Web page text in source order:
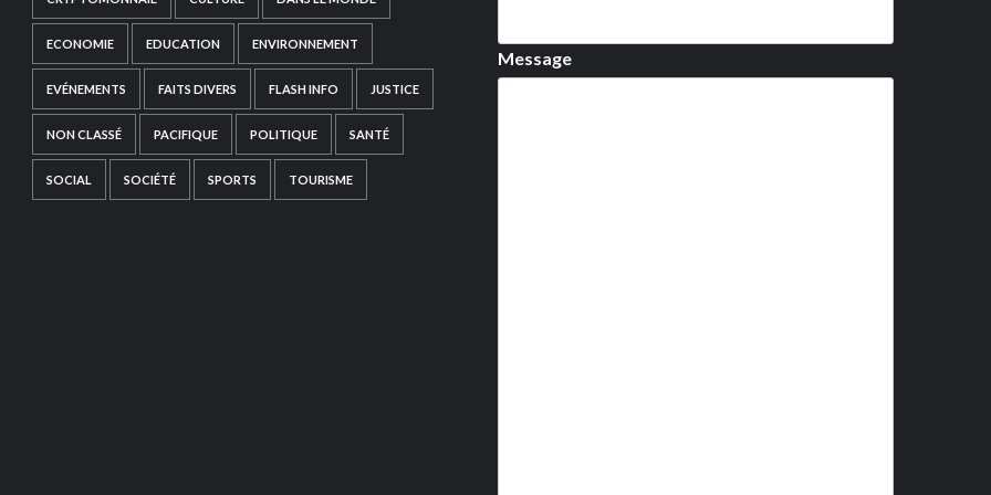
ECONOMIE EDUCATION ENVIRONNEMENT
EVÉNEMENTS FAITS DIVERS FLASH INFO JUSTICE
NON CLASSÉ PACIFIQUE POLITIQUE SANTÉ
SOCIAL SOCIÉTÉ SPORTS TOURISME
Message